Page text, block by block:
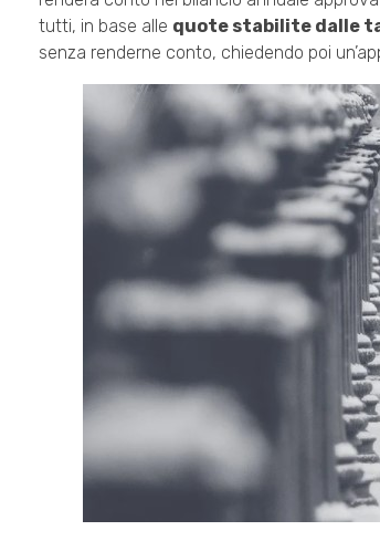
tutti, in base alle quote stabilite dalle
senza renderne conto, chiedendo poi